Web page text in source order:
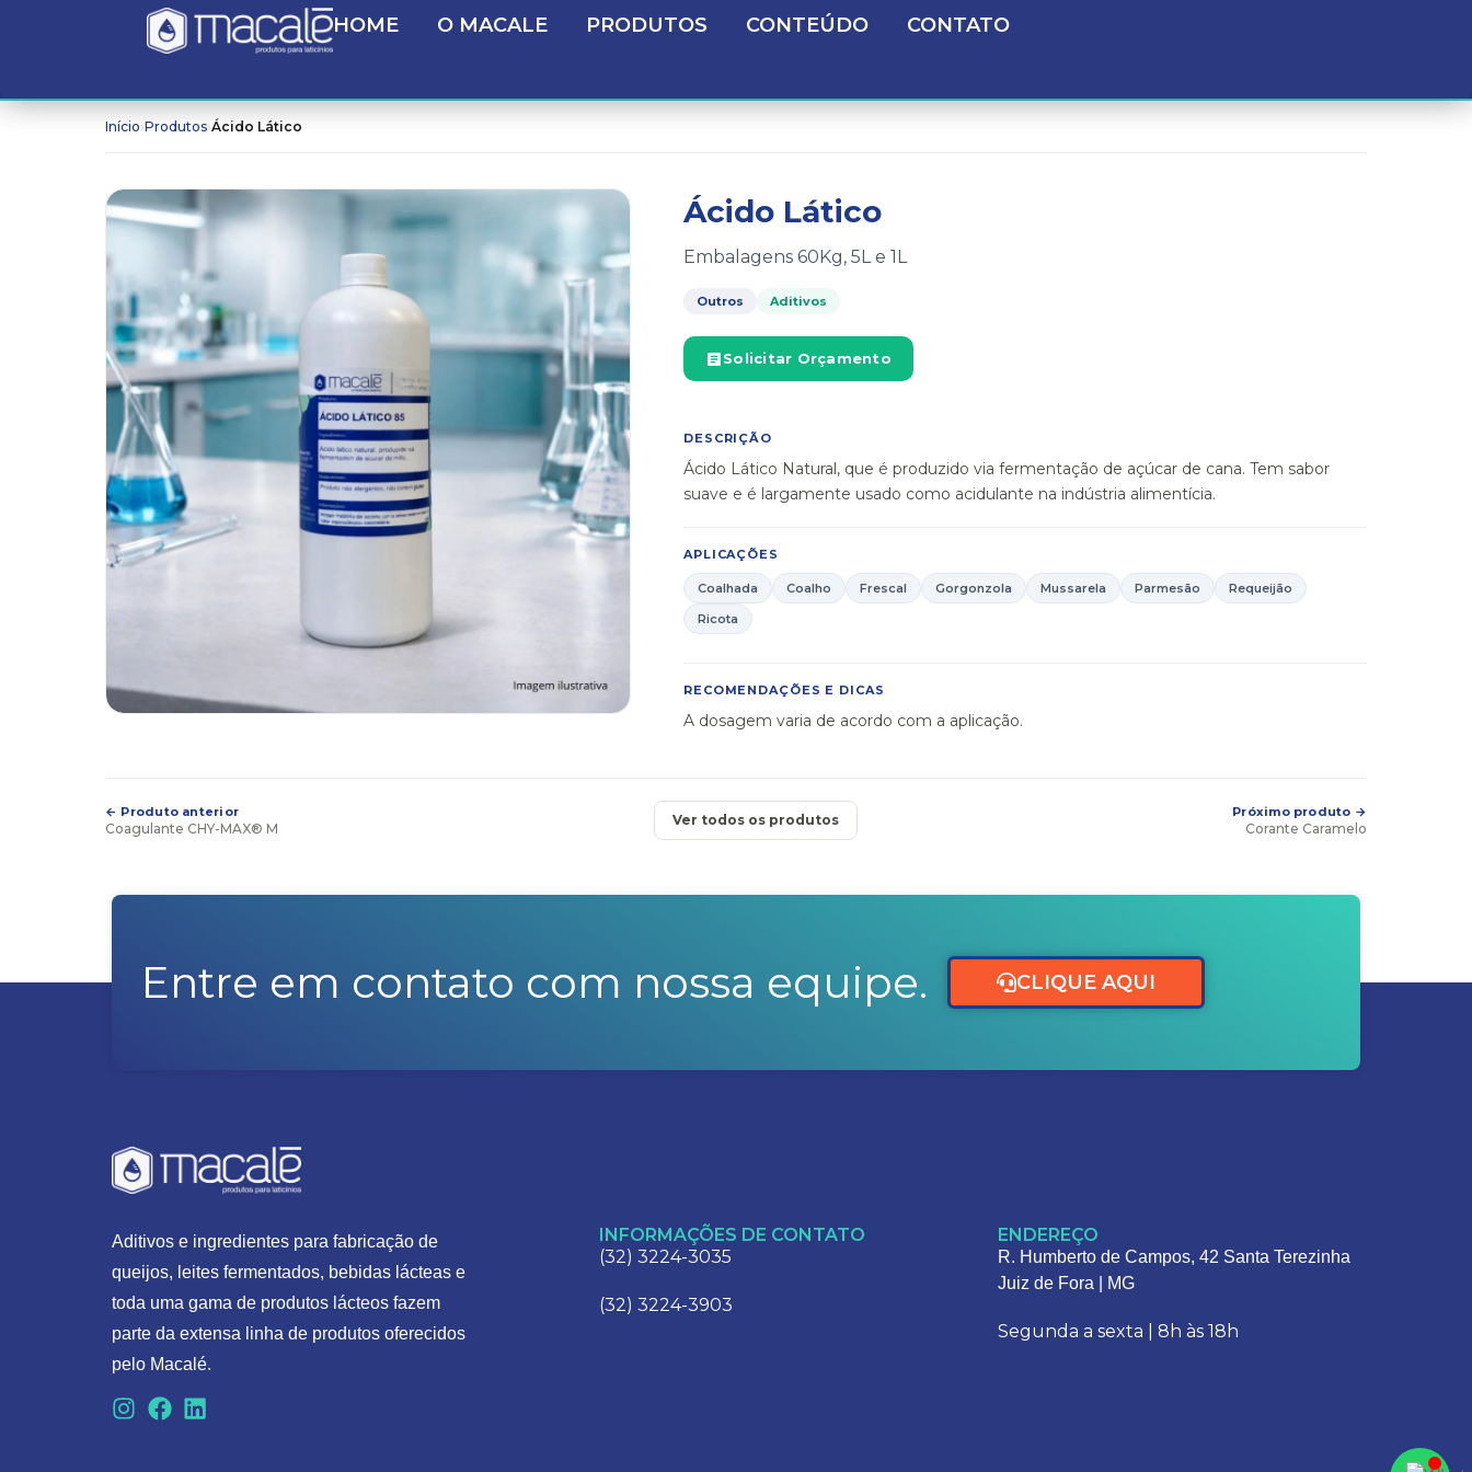
HOME O MACALE PRODUTOS CONTEÚDO CONTATO
Início›Produtos›Ácido Lático
Ácido Lático
Embalagens 60Kg, 5L e 1L
Outros Aditivos
Solicitar Orçamento
DESCRIÇÃO
Ácido Lático Natural, que é produzido via fermentação de açúcar de cana. Tem sabor
suave e é largamente usado como acidulante na indústria alimentícia.
APLICAÇÕES
Coalhada Coalho Frescal Gorgonzola Mussarela Parmesão
Requeijão
Ricota
RECOMENDAÇÕES E DICAS
A dosagem varia de acordo com a aplicação.
← Produto anterior
Coagulante CHY-MAX® M
Ver todos os produtos Próximo produto →
Corante Caramelo
Entre em contato com nossa equipe. CLIQUE AQUI
Aditivos e ingredientes para fabricação de
queijos, leites fermentados, bebidas lácteas e
toda uma gama de produtos lácteos fazem
parte da extensa linha de produtos oferecidos
pelo Macalé.
INFORMAÇÕES DE CONTATO
(32) 3224-3035
(32) 3224-3903
ENDEREÇO
R. Humberto de Campos, 42 Santa Terezinha
Juiz de Fora | MG
Segunda a sexta | 8h às 18h